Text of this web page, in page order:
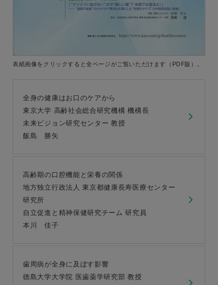
表紙画像をクリックすると全ページがご覧いただけます （PDF版）。
全身の健康はお口のケアから
東京大学 高齢社会総合研究機構 機構長
未来ビジョン研究センター 教授
飯島 勝矢
高齢期の口腔機能と栄養の関係
地方独立行政法人 東京都健康長寿医療センター
研究所
自立促進と精神保健研究チーム 研究員
本川 佳子
歯周病が全身に及ぼす影響
徳島大学大学院 医歯薬学研究部 教授